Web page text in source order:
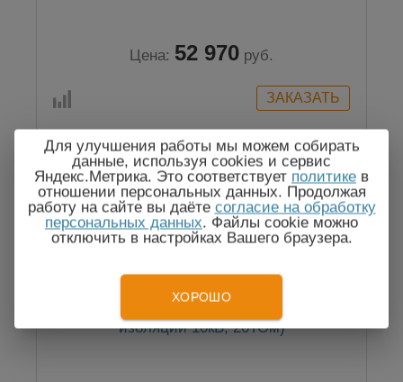
Цена: 52 970 руб.
Госреестр
изоляции 10кВ, 20ТОм)
Для улучшения работы мы можем собирать
данные, используя cookies и сервис
Яндекс.Метрика. Это соответствует политике в
отношении персональных данных. Продолжая
работу на сайте вы даёте согласие на обработку
персональных данных. Файлы cookie можно
отключить в настройках Вашего браузера.
ХОРОШО